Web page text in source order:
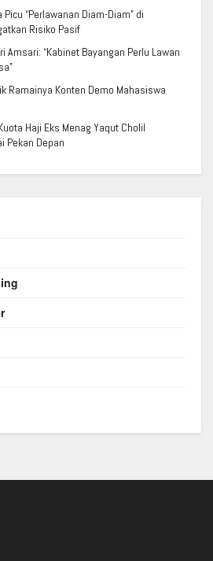
“Perlawanan Diam-Diam” di
Risiko Pasif
Amsari: “Kabinet Bayangan Perlu Lawan
Ramainya Konten Demo Mahasiswa
Haji Eks Menag Yaqut Cholil
Pekan Depan